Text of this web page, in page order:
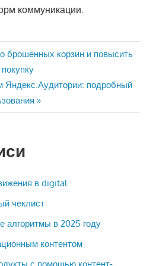
коммуникации.
брошенных корзин и повысить
Яндекс.Аудитории: подробный
в digital
чеклист
алгоритмы в 2025 году
контентом